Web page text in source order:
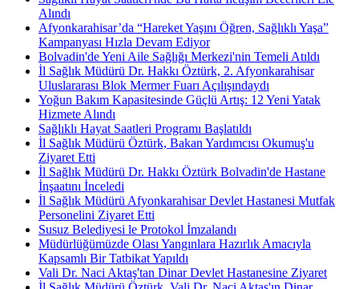
Alındı
Afyonkarahisar’da “Hareket Yaşını Öğren, Sağlıklı Yaşa”
Kampanyası Hızla Devam Ediyor
Bolvadin'de Yeni Aile Sağlığı Merkezi'nin Temeli Atıldı
İl Sağlık Müdürü Dr. Hakkı Öztürk, 2. Afyonkarahisar
Uluslararası Blok Mermer Fuarı Açılışındaydı
Yoğun Bakım Kapasitesinde Güçlü Artış: 12 Yeni Yatak
Hizmete Alındı
Sağlıklı Hayat Saatleri Programı Başlatıldı
İl Sağlık Müdürü Öztürk, Bakan Yardımcısı Okumuş'u
Ziyaret Etti
İl Sağlık Müdürü Dr. Hakkı Öztürk Bolvadin'de Hastane
İnşaatını İnceledi
İl Sağlık Müdürü Afyonkarahisar Devlet Hastanesi Mutfak
Personelini Ziyaret Etti
Susuz Belediyesi le Protokol İmzalandı
Müdürlüğümüzde Olası Yangınlara Hazırlık Amacıyla
Kapsamlı Bir Tatbikat Yapıldı
Vali Dr. Naci Aktaş'tan Dinar Devlet Hastanesine Ziyaret